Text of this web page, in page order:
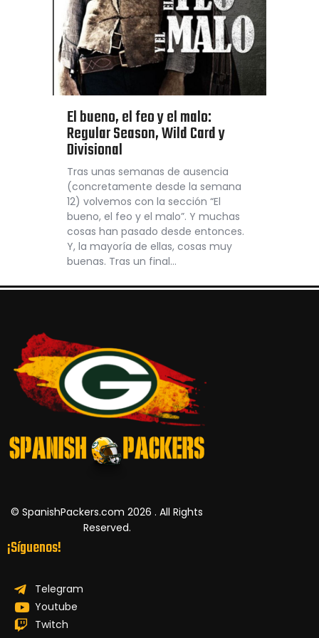
El bueno, el feo y el malo:
Regular Season, Wild Card y
Divisional
Tras unas semanas de ausencia
(concretamente desde la semana
12) volvemos con la sección “El
bueno, el feo y el malo”. Y muchas
cosas han pasado desde entonces.
Y, la mayoría de ellas, cosas muy
buenas. Tras un final…
© SpanishPackers.com 2026 . All Rights
Reserved.
¡Síguenos!
Telegram
Youtube
Twitch